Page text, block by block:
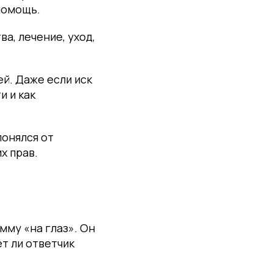
лечение, уход,
Даже если иск
и как
от
прав.
«на глаз». Он
ли ответчик